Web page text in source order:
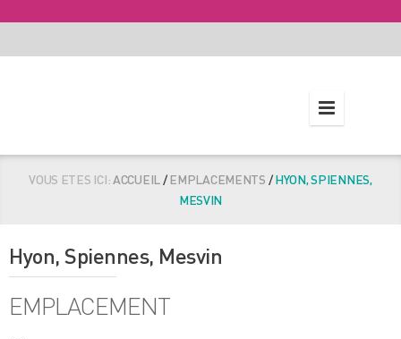
VOUS ETES ICI:ACCUEIL/EMPLACEMENTS /HYON, SPIENNES,
MESVIN
Hyon, Spiennes, Mesvin
EMPLACEMENT